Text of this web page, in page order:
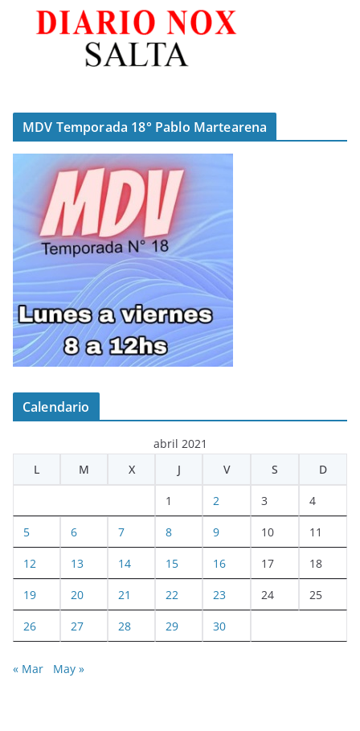
MDV Temporada 18° Pablo Martearena
Calendario
abril 2021
L
M X J V S D
1 2 3 4
5 6 7 8 9 10 11
12 13 14 15 16 17 18
19 20 21 22 23 24 25
26 27 28 29 30
« Mar May »